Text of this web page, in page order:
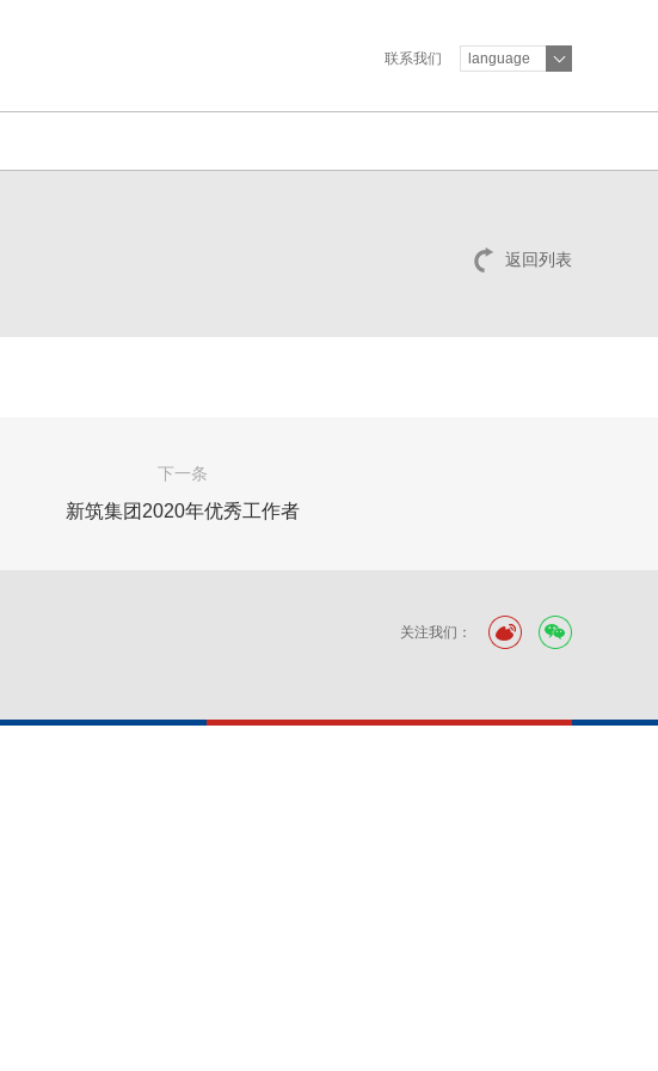
联系我们 language
返回列表
下一条
新筑集团2020年优秀工作者
关注我们：